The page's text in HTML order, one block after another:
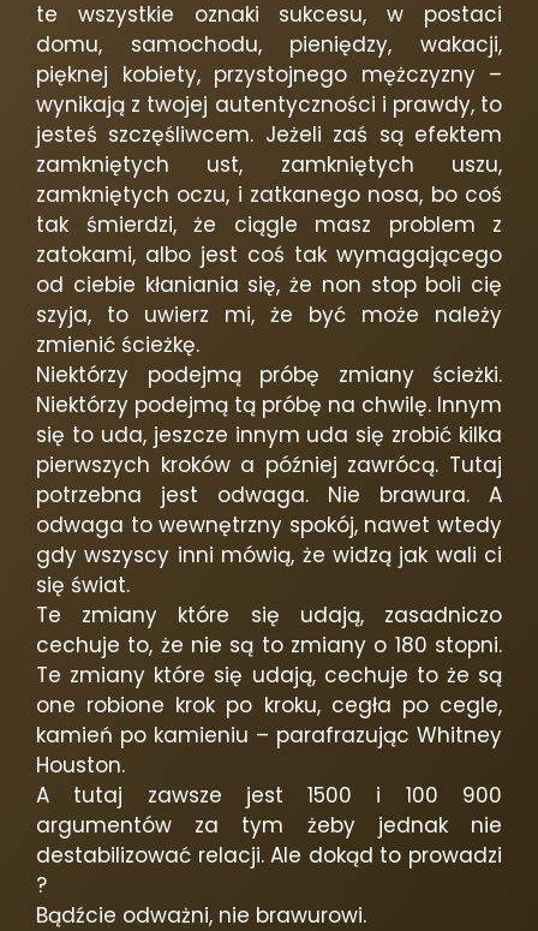
te wszystkie oznaki sukcesu, w postaci
domu, samochodu, pieniędzy, wakacji,
pięknej kobiety, przystojnego mężczyzny –
wynikają z twojej autentyczności i prawdy, to
jesteś szczęśliwcem. Jeżeli zaś są efektem
zamkniętych ust, zamkniętych uszu,
zamkniętych oczu, i zatkanego nosa, bo coś
tak śmierdzi, że ciągle masz problem z
zatokami, albo jest coś tak wymagającego
od ciebie kłaniania się, że non stop boli cię
szyja, to uwierz mi, że być może należy
zmienić ścieżkę.
Niektórzy podejmą próbę zmiany ścieżki.
Niektórzy podejmą tą próbę na chwilę. Innym
się to uda, jeszcze innym uda się zrobić kilka
pierwszych kroków a później zawrócą. Tutaj
potrzebna jest odwaga. Nie brawura. A
odwaga to wewnętrzny spokój, nawet wtedy
gdy wszyscy inni mówią, że widzą jak wali ci
się świat.
Te zmiany które się udają, zasadniczo
cechuje to, że nie są to zmiany o 180 stopni.
Te zmiany które się udają, cechuje to że są
one robione krok po kroku, cegła po cegle,
kamień po kamieniu – parafrazując Whitney
Houston.
A tutaj zawsze jest 1500 i 100 900
argumentów za tym żeby jednak nie
destabilizować relacji. Ale dokąd to prowadzi
?
Bądźcie odważni, nie brawurowi.